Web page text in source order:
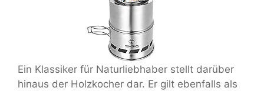
Ein Klassiker für Naturliebhaber stellt darüber
hinaus der Holzkocher dar. Er gilt ebenfalls als